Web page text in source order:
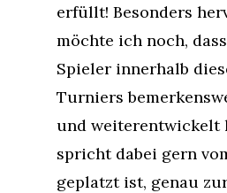
erfüllt! Besonders
möchte ich noch,
Spieler innerhalb
Turniers
und weiterentwickelt
spricht dabei gern
geplatzt ist, genau